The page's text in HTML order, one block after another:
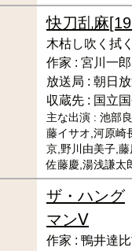
快刀乱麻
木枯し吹く拭
作家 : 宮川一郎
放送局 : 朝日
収蔵先 : 国立
主な出演 : 池部
藤イサオ,河原崎
京,野川由美子,
佐藤慶,湯浅謙太
ザ・ハング
マンⅤ
作家 : 鴨井達